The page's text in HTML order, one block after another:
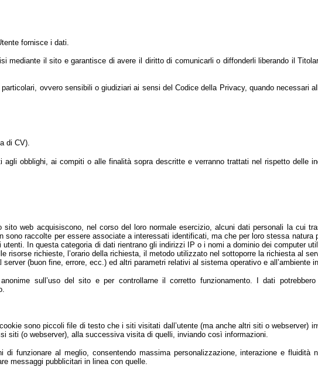
fornisce i dati.
mediante il sito e garantisce di avere il diritto di comunicarli o diffonderli liberando il
ovvero sensibili o giudiziari ai sensi del Codice della Privacy, quando necessari
di CV).
obblighi, ai compiti o alle finalità sopra descritte e verranno trattati nel rispetto delle
web acquisiscono, nel corso del loro normale esercizio, alcuni dati personali la cui
raccolte per essere associate a interessati identificati, ma che per loro stessa natura
In questa categoria di dati rientrano gli indirizzi IP o i nomi a dominio dei computer
richieste, l’orario della richiesta, il metodo utilizzato nel sottoporre la richiesta al
(buon fine, errore, ecc.) ed altri parametri relativi al sistema operativo e all’ambiente
sull’uso del sito e per controllarne il corretto funzionamento. I dati
sono piccoli file di testo che i siti visitati dall’utente (ma anche altri siti o webserver)
siti (o webserver), alla successiva visita di quelli, inviando così informazioni.
funzionare al meglio, consentendo massima personalizzazione, interazione e fluidità
messaggi pubblicitari in linea con quelle.